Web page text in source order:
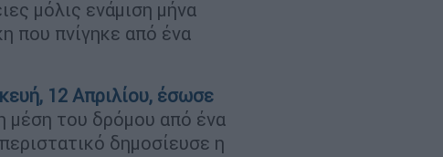
μόλις ενάμιση μήνα
που πνίγηκε από ένα
12 Απριλίου, έσωσε
μέση του δρόμου από ένα
δημοσίευσε η